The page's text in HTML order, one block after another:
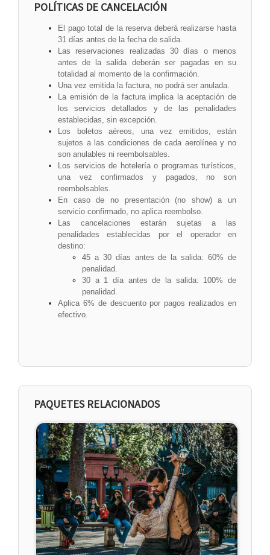
POLÍTICAS DE CANCELACIÓN
El pago total de la reserva deberá realizarse hasta
31 días antes de la fecha de salida.
Las reservaciones realizadas 30 días o menos
antes de la salida deberán ser pagadas en su
totalidad al momento de la confirmación.
Una vez emitida la factura, no podrá ser anulada.
La emisión de la factura implica la aceptación de
los servicios detallados y de las penalidades
establecidas, sin excepción.
Los boletos aéreos, una vez emitidos, están
sujetos a las condiciones de cada aerolínea y no
son anulables ni reembolsables.
Los servicios de hotelería o programas turísticos,
una vez confirmados y pagados, no son
reembolsables.
En caso de no presentación (no show) a un
servicio confirmado, no aplica reembolso.
Las cancelaciones estarán sujetas a las
penalidades establecidas por el operador en
destino:
45 a 30 días antes de la salida: 60% de
penalidad.
30 a 1 día antes de la salida: 100% de
penalidad.
Aplica 6% de descuento por pagos realizados en
efectivo.
PAQUETES RELACIONADOS